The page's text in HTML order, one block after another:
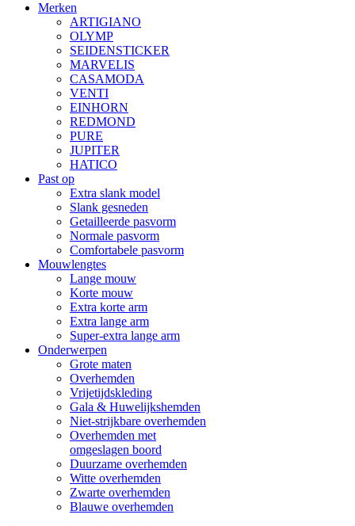
Merken
ARTIGIANO
OLYMP
SEIDENSTICKER
MARVELIS
CASAMODA
VENTI
EINHORN
REDMOND
PURE
JUPITER
HATICO
Past op
Extra slank model
Slank gesneden
Getailleerde pasvorm
Normale pasvorm
Comfortabele pasvorm
Mouwlengtes
Lange mouw
Korte mouw
Extra korte arm
Extra lange arm
Super-extra lange arm
Onderwerpen
Grote maten
Overhemden
Vrijetijdskleding
Gala & Huwelijkshemden
Niet-strijkbare overhemden
Overhemden met
omgeslagen boord
Duurzame overhemden
Witte overhemden
Zwarte overhemden
Blauwe overhemden